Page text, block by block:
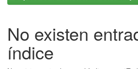
No existen
índice